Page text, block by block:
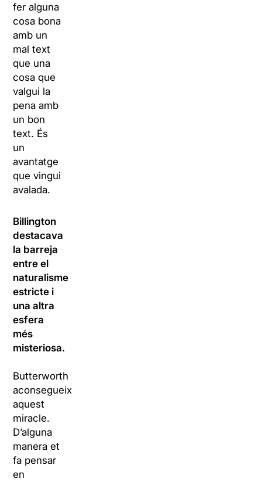
fer alguna
cosa bona
amb un
mal text
que una
cosa que
valgui la
pena amb
un bon
text. És
un
avantatge
que vingui
avalada.
Billington
destacava
la barreja
entre el
naturalisme
estricte i
una altra
esfera
més
misteriosa.
Butterworth
aconsegueix
aquest
miracle.
D’alguna
manera et
fa pensar
en